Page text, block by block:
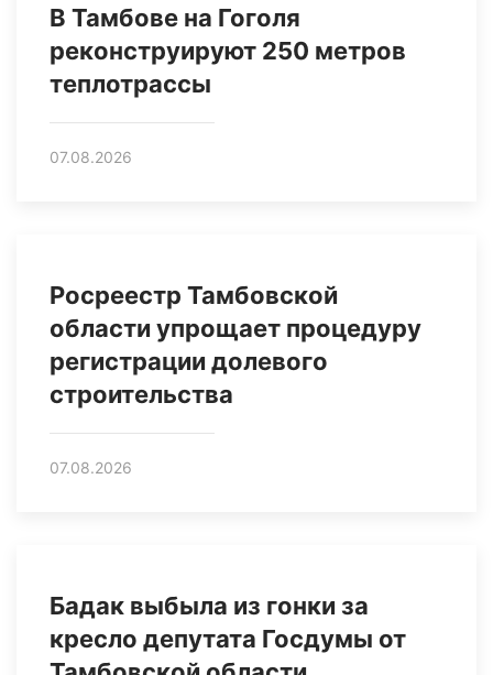
В Тамбове на Гоголя
реконструируют 250 метров
теплотрассы
07.08.2026
Росреестр Тамбовской
области упрощает процедуру
регистрации долевого
строительства
07.08.2026
Бадак выбыла из гонки за
кресло депутата Госдумы от